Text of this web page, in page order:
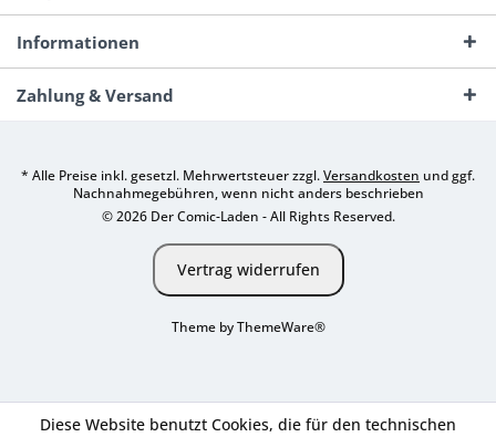
Informationen
Zahlung & Versand
* Alle Preise inkl. gesetzl. Mehrwertsteuer zzgl.Versandkosten und ggf.
Nachnahmegebühren, wenn nicht anders beschrieben
© 2026 Der Comic-Laden - All Rights Reserved.
Vertrag widerrufen
Theme byThemeWare®
Diese Website benutzt Cookies, die für den technischen